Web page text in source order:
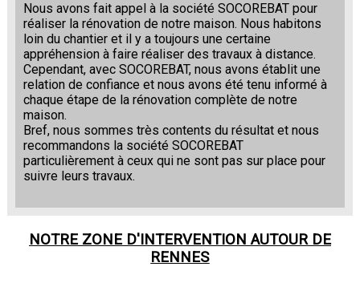
Nous avons fait appel à la société SOCOREBAT pour
réaliser la rénovation de notre maison. Nous habitons
loin du chantier et il y a toujours une certaine
appréhension à faire réaliser des travaux à distance.
Cependant, avec SOCOREBAT, nous avons établit une
relation de confiance et nous avons été tenu informé à
chaque étape de la rénovation complète de notre
maison.
Bref, nous sommes très contents du résultat et nous
recommandons la société SOCOREBAT
particulièrement à ceux qui ne sont pas sur place pour
suivre leurs travaux.
NOTRE ZONE D'INTERVENTION AUTOUR DE
RENNES